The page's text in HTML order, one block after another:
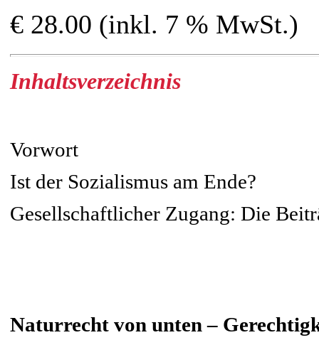
€ 28.00 (inkl. 7 % MwSt.)
Inhaltsverzeichnis
Vorwort
Ist der Sozialismus am Ende?
Gesellschaftlicher Zugang: Die
Naturrecht von unten –